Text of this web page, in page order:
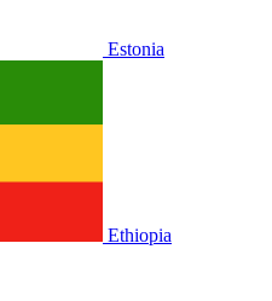
Estonia
Ethiopia